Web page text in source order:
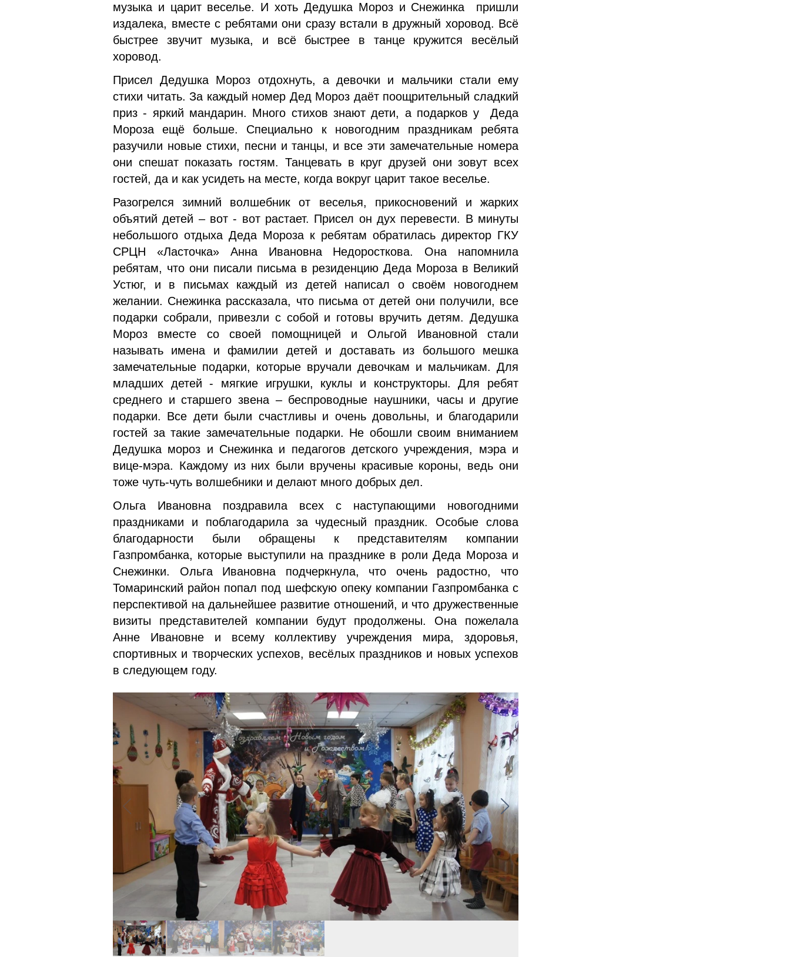
музыка и царит веселье. И хоть Дедушка Мороз и Снежинка пришли
издалека, вместе с ребятами они сразу встали в дружный хоровод. Всё
быстрее звучит музыка, и всё быстрее в танце кружится весёлый
хоровод.
Присел Дедушка Мороз отдохнуть, а девочки и мальчики стали ему
стихи читать. За каждый номер Дед Мороз даёт поощрительный сладкий
приз - яркий мандарин. Много стихов знают дети, а подарков у Деда
Мороза ещё больше. Специально к новогодним праздникам ребята
разучили новые стихи, песни и танцы, и все эти замечательные номера
они спешат показать гостям. Танцевать в круг друзей они зовут всех
гостей, да и как усидеть на месте, когда вокруг царит такое веселье.
Разогрелся зимний волшебник от веселья, прикосновений и жарких
объятий детей – вот - вот растает. Присел он дух перевести. В минуты
небольшого отдыха Деда Мороза к ребятам обратилась директор ГКУ
СРЦН «Ласточка» Анна Ивановна Недоросткова. Она напомнила
ребятам, что они писали письма в резиденцию Деда Мороза в Великий
Устюг, и в письмах каждый из детей написал о своём новогоднем
желании. Снежинка рассказала, что письма от детей они получили, все
подарки собрали, привезли с собой и готовы вручить детям. Дедушка
Мороз вместе со своей помощницей и Ольгой Ивановной стали
называть имена и фамилии детей и доставать из большого мешка
замечательные подарки, которые вручали девочкам и мальчикам. Для
младших детей - мягкие игрушки, куклы и конструкторы. Для ребят
среднего и старшего звена – беспроводные наушники, часы и другие
подарки. Все дети были счастливы и очень довольны, и благодарили
гостей за такие замечательные подарки. Не обошли своим вниманием
Дедушка мороз и Снежинка и педагогов детского учреждения, мэра и
вице-мэра. Каждому из них были вручены красивые короны, ведь они
тоже чуть-чуть волшебники и делают много добрых дел.
Ольга Ивановна поздравила всех с наступающими новогодними
праздниками и поблагодарила за чудесный праздник. Особые слова
благодарности были обращены к представителям компании
Газпромбанка, которые выступили на празднике в роли Деда Мороза и
Снежинки. Ольга Ивановна подчеркнула, что очень радостно, что
Томаринский район попал под шефскую опеку компании Газпромбанка с
перспективой на дальнейшее развитие отношений, и что дружественные
визиты представителей компании будут продолжены. Она пожелала
Анне Ивановне и всему коллективу учреждения мира, здоровья,
спортивных и творческих успехов, весёлых праздников и новых успехов
в следующем году.